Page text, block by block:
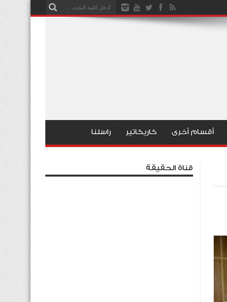
أقسام أخرى كاريكاتير راسلنا
قناة الحقيقة